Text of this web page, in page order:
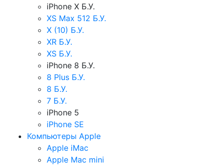
iPhone X Б.У.
XS Max 512 Б.У.
X (10) Б.У.
XR Б.У.
XS Б.У.
iPhone 8 Б.У.
8 Plus Б.У.
8 Б.У.
7 Б.У.
iPhone 5
iPhone SE
Компьютеры Apple
Apple iMac
Apple Mac mini